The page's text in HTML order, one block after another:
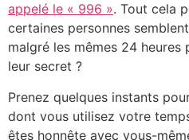
appelé le « 996 ». Tout cela
certaines personnes
malgré les mêmes 24 heures
leur secret ?
Prenez quelques instants
dont vous utilisez votre
êtes honnête avec vous-